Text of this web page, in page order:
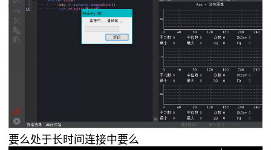
要么处于长时间连接中要么